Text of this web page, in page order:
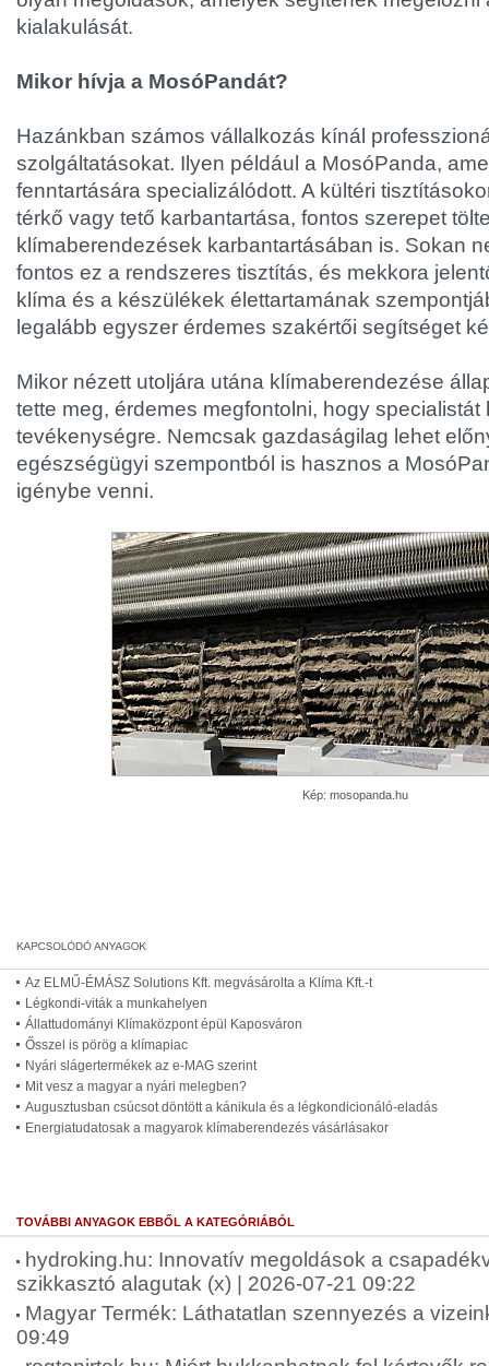
kialakulását.
Mikor hívja a MosóPandát?
Hazánkban számos vállalkozás kínál
szolgáltatásokat. Ilyen például a MosóPanda,
fenntartására specializálódott. A kültéri
térkő vagy tető karbantartása, fontos szerepet
klímaberendezések karbantartásában is. Sokan
fontos ez a rendszeres tisztítás, és mekkora
klíma és a készülékek élettartamának
legalább egyszer érdemes szakértői segítséget
Mikor nézett utoljára utána klímaberendezése
tette meg, érdemes megfontolni, hogy specialistát
tevékenységre. Nemcsak gazdaságilag lehet
egészségügyi szempontból is hasznos a
igénybe venni.
Kép: mosopanda.hu
Az ELMŰ-ÉMÁSZ Solutions Kft. megvásárolta a Klíma Kft.-t
Légkondi-viták a munkahelyen
Állattudományi Klímaközpont épül Kaposváron
Ősszel is pörög a klímapiac
Nyári slágertermékek az e-MAG szerint
Mit vesz a magyar a nyári melegben?
Augusztusban csúcsot döntött a kánikula és a légkondicionáló-eladás
Energiatudatosak a magyarok klímaberendezés vásárlásakor
TOVÁBBI ANYAGOK EBBŐL A KATEGÓRIÁBÓL
hydroking.hu: Innovatív megoldások a
szikkasztó alagutak (x) | 2026-07-21 09:22
Magyar Termék: Láthatatlan szennyezés a
09:49